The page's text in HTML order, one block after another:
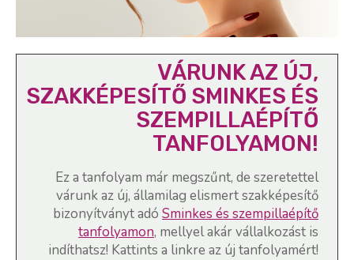
VÁRUNK AZ ÚJ,
SZAKKÉPESÍTŐ SMINKES ÉS
SZEMPILLAÉPÍTŐ
TANFOLYAMON!
Ez a tanfolyam már megszűnt, de szeretettel
várunk az új, államilag elismert szakképesítő
bizonyítványt adó Sminkes és szempillaépítő
tanfolyamon, mellyel akár vállalkozást is
indíthatsz! Kattints a linkre az új tanfolyamért!